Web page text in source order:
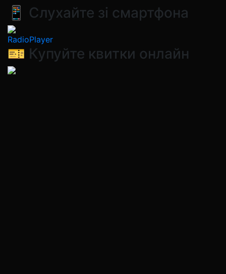
📱 Слухайте зі смартфона
RadioPlayer
🎫 Купуйте квитки онлайн